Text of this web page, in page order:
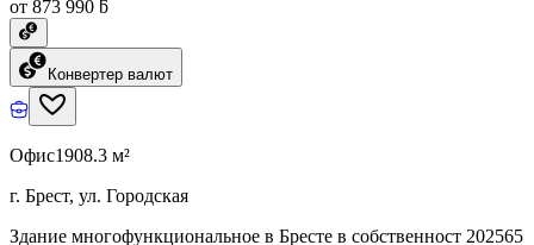
от 873 990 ƃ
Конвертер валют
Офис1908.3 м²
г. Брест, ул. Городская
Здание многофункциональное в Бресте в собственност 202565